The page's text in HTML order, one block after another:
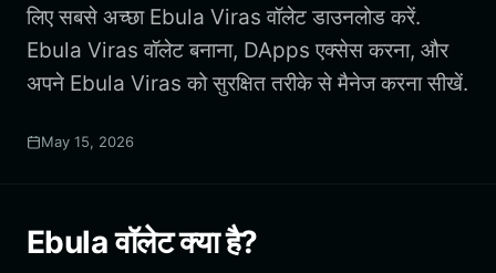
Español (Argentina)
लिए सबसे अच्छा Ebula Viras वॉलेट डाउनलोड करें.
Ebula Viras वॉलेट बनाना, DApps एक्सेस करना, और
अपने Ebula Viras को सुरक्षित तरीके से मैनेज करना सीखें.
May 15, 2026
Ebula वॉलेट क्या है?